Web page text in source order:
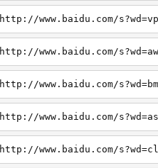
http://www.baidu.com/
http://www.baidu.com/
http://www.baidu.com/
http://www.baidu.com/
http://www.baidu.com/